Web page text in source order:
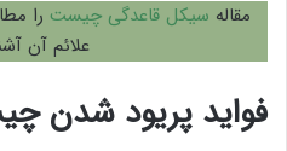
مقاله سیکل قاعدگی چیست را
علائم آن
فواید پریود شدن